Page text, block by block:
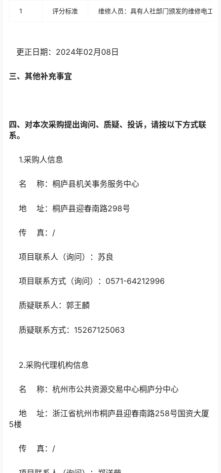
1 评分标准 维修人员：具有人社部门颁发的维修电工
更正日期：2024年02月08日
三、其他补充事宜
四、对本次采购提出询问、质疑、投诉，请按以下方式联
系。
1.采购人信息
名 称：桐庐县机关事务服务中心
地 址：桐庐县迎春南路298号
传 真：/
项目联系人（询问）：苏良
项目联系方式（询问）：0571-64212996
质疑联系人：郭王麟
质疑联系方式：15267125063
2.采购代理机构信息
名 称：杭州市公共资源交易中心桐庐分中心
地 址：浙江省杭州市桐庐县迎春南路258号国资大厦
5楼
传 真：/